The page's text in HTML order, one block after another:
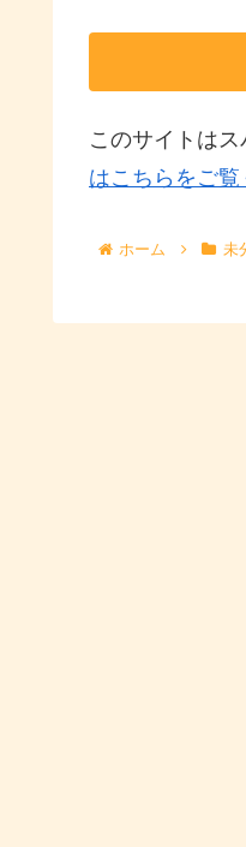
このサイトは
はこちらをご覧
ホーム 未